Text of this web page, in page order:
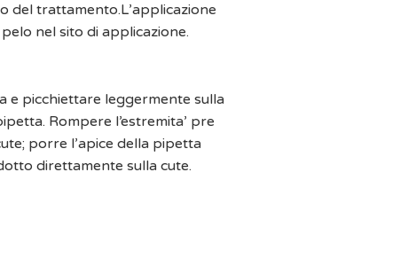
del trattamento.L’applicazione
nel sito di applicazione.
e picchiettare leggermente sulla
Rompere l’estremita’ pre
porre l’apice della pipetta
direttamente sulla cute.